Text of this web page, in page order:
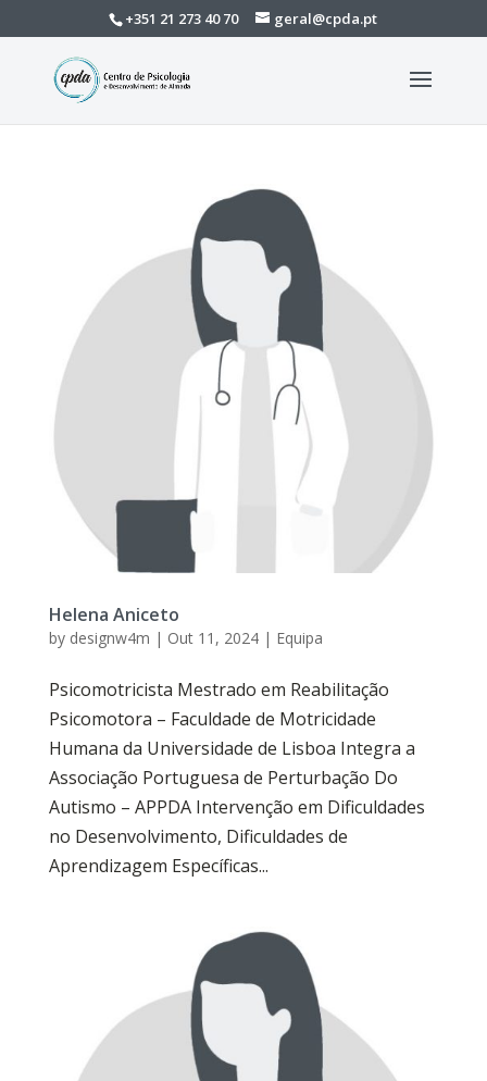
+351 21 273 40 70 geral@cpda.pt
Helena Aniceto
by designw4m | Out 11, 2024| Equipa
Psicomotricista Mestrado em Reabilitação
Psicomotora – Faculdade de Motricidade
Humana da Universidade de Lisboa Integra a
Associação Portuguesa de Perturbação Do
Autismo – APPDA Intervenção em Dificuldades
no Desenvolvimento, Dificuldades de
Aprendizagem Específicas...